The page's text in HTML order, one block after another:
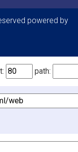
powered by
path: